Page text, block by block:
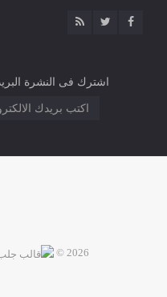
اشترك فى النشرة
2026 ©